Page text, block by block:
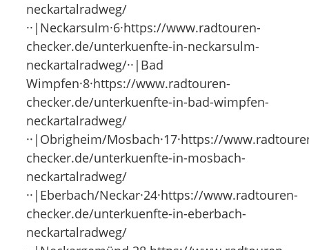
neckartalradweg/
··|Neckarsulm·6·https://www.radtouren-
checker.de/unterkuenfte-in-neckarsulm-
neckartalradweg/··|Bad
Wimpfen·8·https://www.radtouren-
checker.de/unterkuenfte-in-bad-wimpfen-
neckartalradweg/
··|Obrigheim/Mosbach·17·https://
checker.de/unterkuenfte-in-mosbach-
neckartalradweg/
··|Eberbach/Neckar·24·https://www.radtouren-
checker.de/unterkuenfte-in-eberbach-
neckartalradweg/